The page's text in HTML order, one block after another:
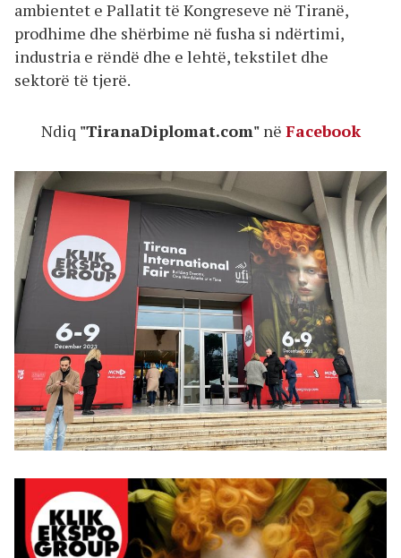
ambientet e Pallatit të Kongreseve në Tiranë,
prodhime dhe shërbime në fusha si ndërtimi,
industria e rëndë dhe e lehtë, tekstilet dhe
sektorë të tjerë.
Ndiq "TiranaDiplomat.com" në Facebook